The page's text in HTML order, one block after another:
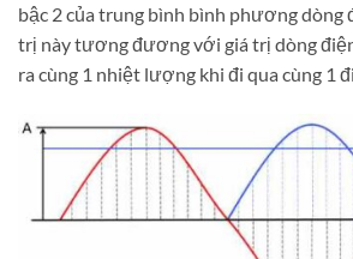
bậc 2 của trung bình bình phương dòng
trị này tương đương với giá trị dòng
ra cùng 1 nhiệt lượng khi đi qua cùng 1